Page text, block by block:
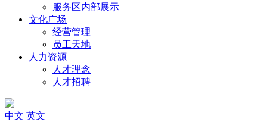
服务区内部展示
文化广场
经营管理
员工天地
人力资源
人才理念
人才招聘
中文 英文